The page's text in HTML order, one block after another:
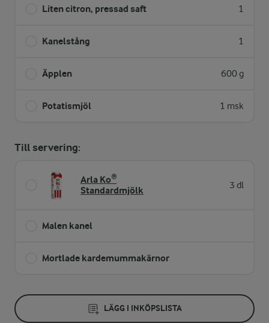
Liten citron, pressad saft 1
Kanelstång 1
Äpplen 600 g
Potatismjöl 1 msk
Till servering:
Arla Ko®
Standardmjölk
3 dl
Malen kanel
Mortlade kardemummakärnor
LÄGG I INKÖPSLISTA